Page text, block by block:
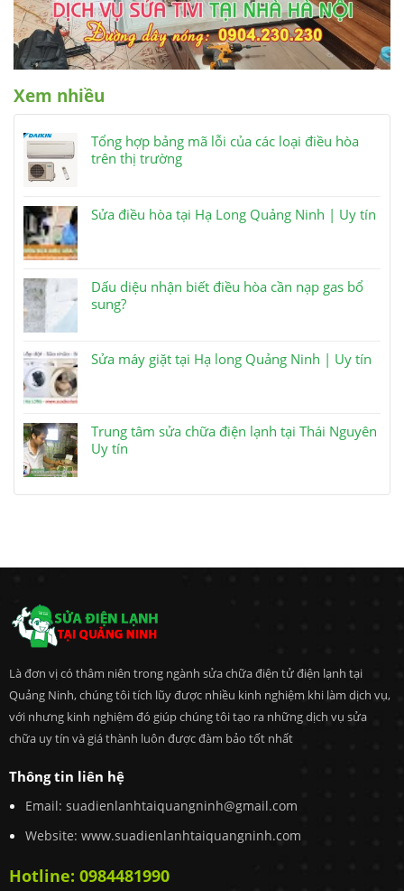
Xem nhiều
Tổng hợp bảng mã lỗi của các loại điều hòa
trên thị trường
Sửa điều hòa tại Hạ Long Quảng Ninh | Uy tín
Dấu diệu nhận biết điều hòa cần nạp gas bổ
sung?
Sửa máy giặt tại Hạ long Quảng Ninh | Uy tín
Trung tâm sửa chữa điện lạnh tại Thái Nguyên
Uy tín
Là đơn vị có thâm niên trong ngành sửa chữa điện tử điện lạnh tại
Quảng Ninh, chúng tôi tích lũy được nhiều kinh nghiệm khi làm dịch vụ,
với nhưng kinh nghiệm đó giúp chúng tôi tạo ra những dịch vụ sửa
chữa uy tín và giá thành luôn được đàm bảo tốt nhất
Thông tin liên hệ
Email: suadienlanhtaiquangninh@gmail.com
Website: www.suadienlanhtaiquangninh.com
Hotline: 0984481990